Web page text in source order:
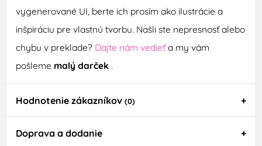
vygenerované UI, berte ich prosím ako ilustrácie a
inšpiráciu pre vlastnú tvorbu. Našli ste nepresnosť alebo
chybu v preklade? Dajte nám vedieťa my vám
pošleme malý darček .
Hodnotenie zákazníkov (0)
Doprava a dodanie